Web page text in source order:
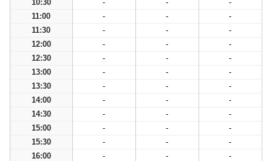
10:30
- -
-
11:00
- -
-
11:30
- -
-
12:00
- -
-
12:30
- -
-
13:00
- -
-
13:30
- -
-
14:00
- -
-
14:30
- -
-
15:00
- -
-
15:30
- -
-
16:00
- -
-